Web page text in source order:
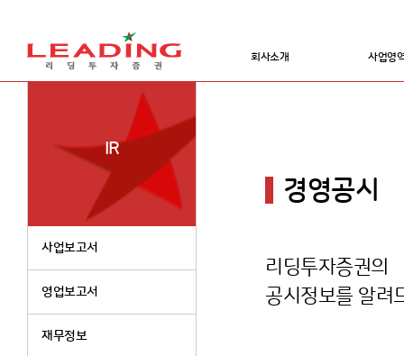
회사소개 사업영
IR
사업보고서
영업보고서
재무정보
경영공시
리딩투자증권의
공시정보를 알려